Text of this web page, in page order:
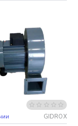
доставка GIDROX